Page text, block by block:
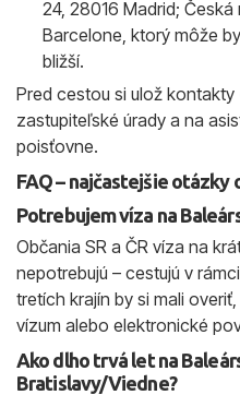
24, 28016 Madrid;
Barcelone, ktorý môže
bližší.
Pred cestou si ulož kontakty
zastupiteľské úrady a na
poisťovne.
FAQ – najčastejšie otázky
Potrebujem víza na
Občania SR a ČR víza na
nepotrebujú – cestujú v
tretích krajín by si mali
vízum alebo elektronické
Ako dlho trvá let na
Bratislavy/Viedne?